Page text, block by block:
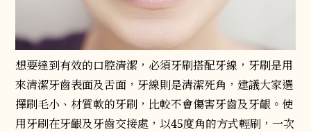
想要達到有效的口腔清潔，必須牙刷搭配牙線，牙刷是用
來清潔牙齒表面及舌面，牙線則是清潔死角，建議大家選
擇刷毛小、材質軟的牙刷，比較不會傷害牙齒及牙齦。使
用牙刷在牙齦及牙齒交接處，以45度角的方式輕刷，一次